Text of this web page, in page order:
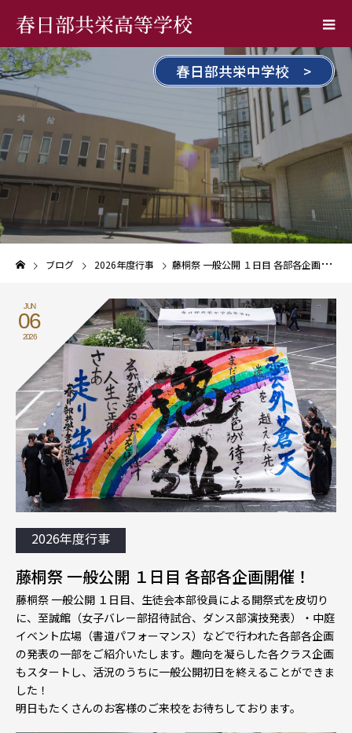
春日部共栄高等学校
春日部共栄中学校 >
ブログ 2026年度行事 藤桐祭 一般公開 １日目 各部各企画開催！
JUN
06
2026
2026年度行事
藤桐祭 一般公開 １日目 各部各企画開催！
藤桐祭 一般公開 １日目、生徒会本部役員による開祭式を皮切り
に、至誠館（女子バレー部招待試合、ダンス部演技発表）・中庭
イベント広場（書道パフォーマンス）などで行われた各部各企画
の発表の一部をご紹介いたします。趣向を凝らした各クラス企画
もスタートし、活況のうちに一般公開初日を終えることができま
した！
明日もたくさんのお客様のご来校をお待ちしております。